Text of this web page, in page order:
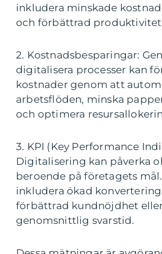
inkludera minskade
och förbättrad
2. Kostnadsbesparingar:
digitalisera processer kan
kostnader genom att
arbetsflöden, minska
och optimera
3. KPI (Key Performance
Digitalisering kan påverka
beroende på företagets
inkludera ökad
förbättrad kundnöjdhet
genomsnittlig svarstid.